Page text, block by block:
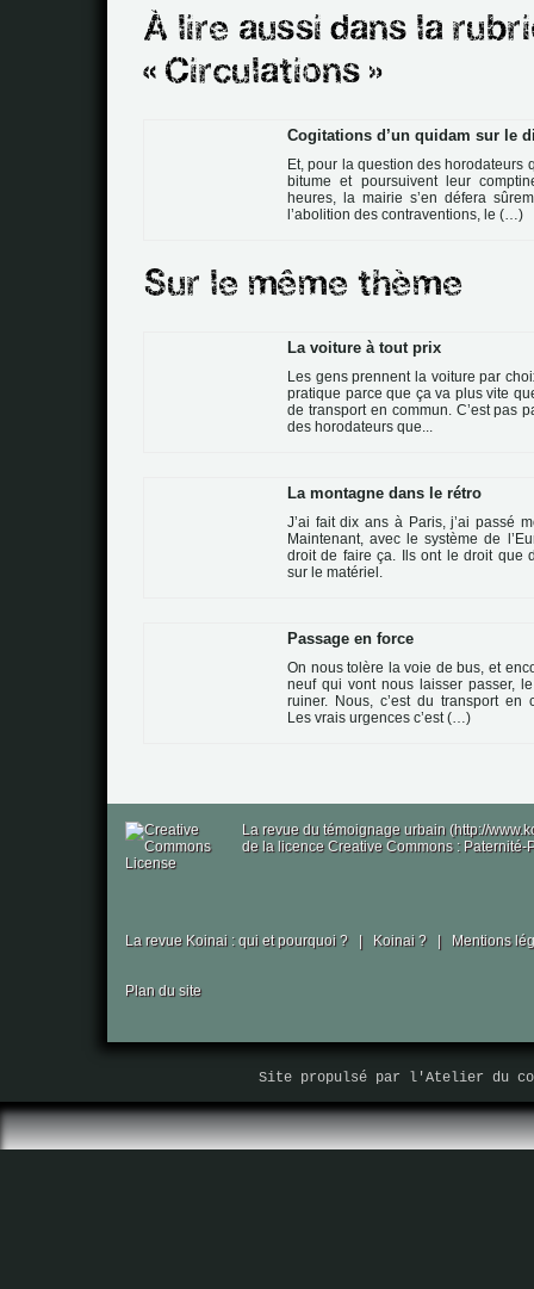
Cogitations d’un quidam sur le
Et, pour la question des horodateurs
bitume et poursuivent leur
heures, la mairie s’en défera
l’abolition des contraventions, le (…)
La voiture à tout prix
Les gens pren­nent la voi­ture par
pra­ti­que parce que ça va plus vite
de trans­port en com­mun. C’est pas
des horo­da­teurs que...
La montagne dans le rétro
J’ai fait dix ans à Paris, j’ai passé
Maintenant, avec le sys­tème de
droit de faire ça. Ils ont le droit que
sur le maté­riel.
Passage en force
On nous tolère la voie de bus, et
neuf qui vont nous lais­ser pas­ser,
rui­ner. Nous, c’est du trans­port en
Les vrais urgen­ces c’est (…)
La revue du témoignage urbain (http://
de la licence Creative Commons :
La revue Koinai : qui et pourquoi ? | Koinai ? | Mentions
Plan du site
Site propulsé par l'Atelier du